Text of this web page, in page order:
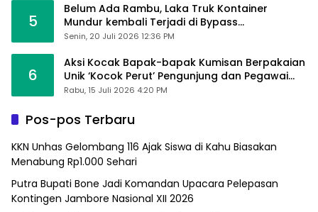
5
Belum Ada Rambu, Laka Truk Kontainer
Mundur kembali Terjadi di Bypass
Sumpallabbu
Senin, 20 Juli 2026 12:36 PM
6
Aksi Kocak Bapak-bapak Kumisan Berpakaian
Unik ‘Kocok Perut’ Pengunjung dan Pegawai
Alfamart, Ngaku Aktifkan Layar Sentuh Atm
Rabu, 15 Juli 2026 4:20 PM
Pos-pos Terbaru
KKN Unhas Gelombang 116 Ajak Siswa di Kahu Biasakan
Menabung Rp1.000 Sehari
Putra Bupati Bone Jadi Komandan Upacara Pelepasan
Kontingen Jambore Nasional XII 2026